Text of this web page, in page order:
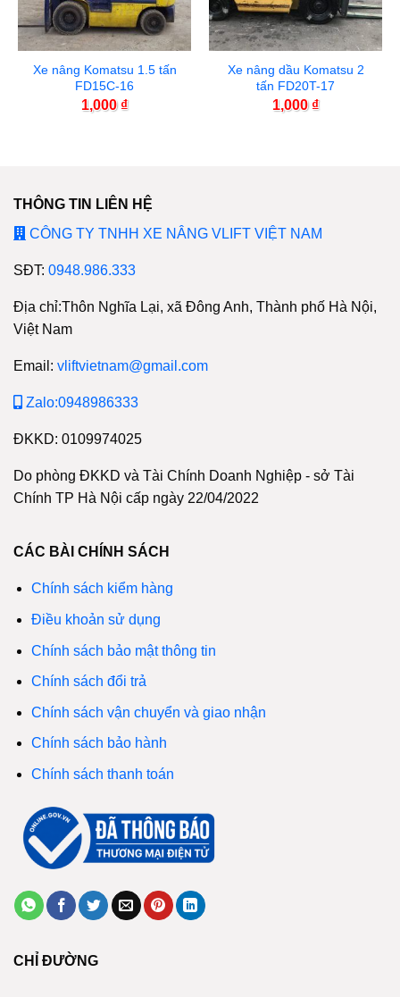
Xe nâng Komatsu 1.5 tấn
FD15C-16
1,000 ₫
Xe nâng dầu Komatsu 2
tấn FD20T-17
1,000 ₫
THÔNG TIN LIÊN HỆ
CÔNG TY TNHH XE NÂNG VLIFT VIỆT NAM
SĐT: 0948.986.333
Địa chỉ:Thôn Nghĩa Lại, xã Đông Anh, Thành phố Hà Nội,
Việt Nam
Email: vliftvietnam@gmail.com
Zalo:0948986333
ĐKKD: 0109974025
Do phòng ĐKKD và Tài Chính Doanh Nghiệp - sở Tài
Chính TP Hà Nội cấp ngày 22/04/2022
CÁC BÀI CHÍNH SÁCH
Chính sách kiểm hàng
Điều khoản sử dụng
Chính sách bảo mật thông tin
Chính sách đổi trả
Chính sách vận chuyển và giao nhận
Chính sách bảo hành
Chính sách thanh toán
CHỈ ĐƯỜNG